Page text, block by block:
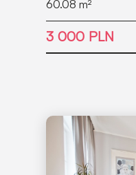
60.08 m²
3 000 PLN